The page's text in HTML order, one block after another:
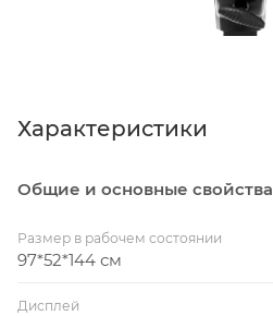
Характеристики
Общие и основные свойства
Размер в рабочем состоянии
97*52*144 см
Дисплей